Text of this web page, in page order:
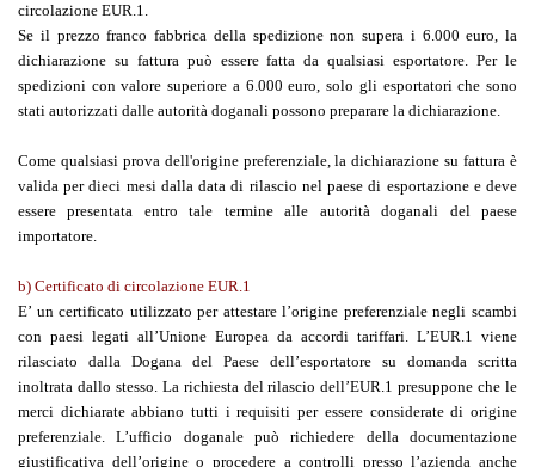
circolazione EUR.1.
Se il prezzo franco fabbrica della spedizione non supera i 6.000 euro, la
dichiarazione su fattura può essere fatta da qualsiasi esportatore. Per le
spedizioni con valore superiore a 6.000 euro, solo gli esportatori che sono
stati autorizzati dalle autorità doganali possono preparare la dichiarazione.
Come qualsiasi prova dell'origine preferenziale, la dichiarazione su fattura è
valida per dieci mesi dalla data di rilascio nel paese di esportazione e deve
essere presentata entro tale termine alle autorità doganali del paese
importatore.
b) Certificato di circolazione EUR.1
E’ un certificato utilizzato per attestare l’origine preferenziale negli scambi
con paesi legati all’Unione Europea da accordi tariffari. L’EUR.1 viene
rilasciato dalla Dogana del Paese dell’esportatore su domanda scritta
inoltrata dallo stesso. La richiesta del rilascio dell’EUR.1 presuppone che le
merci dichiarate abbiano tutti i requisiti per essere considerate di origine
preferenziale. L’ufficio doganale può richiedere della documentazione
giustificativa dell’origine o procedere a controlli presso l’azienda anche